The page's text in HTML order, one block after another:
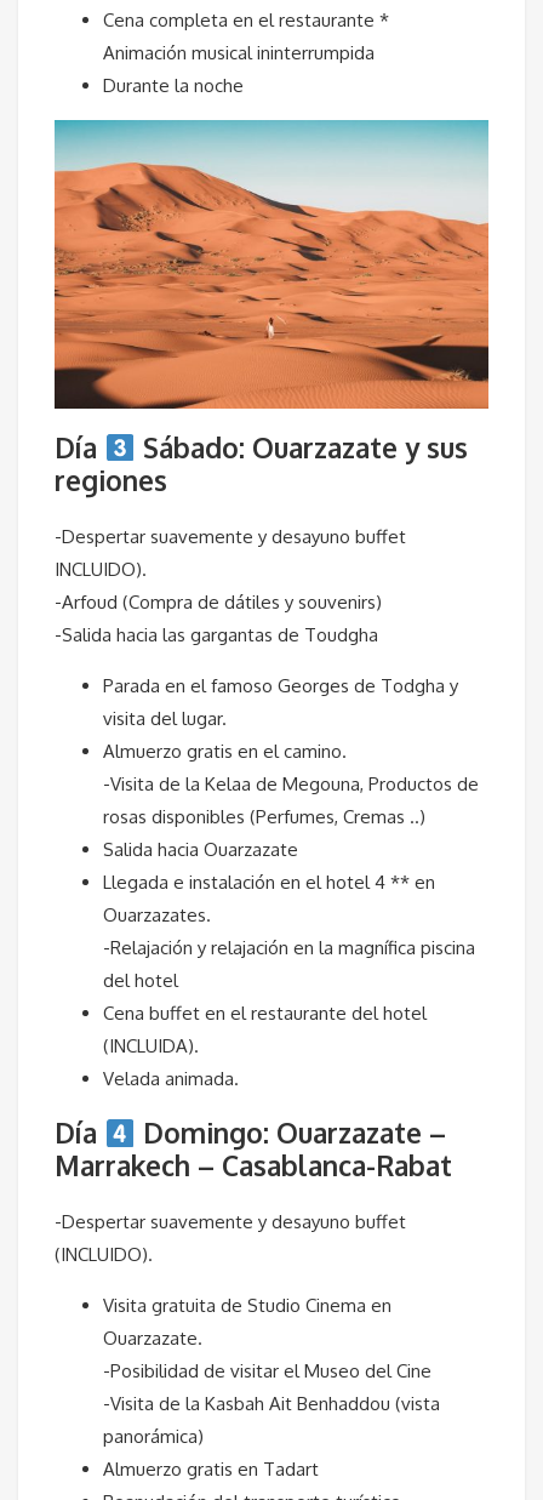
Cena completa en el restaurante *
Animación musical ininterrumpida
Durante la noche
Día
Sábado: Ouarzazate y sus
regiones
-Despertar suavemente y desayuno buffet
INCLUIDO).
-Arfoud (Compra de dátiles y souvenirs)
-Salida hacia las gargantas de Toudgha
Parada en el famoso Georges de Todgha y
visita del lugar.
Almuerzo gratis en el camino.
-Visita de la Kelaa de Megouna, Productos de
rosas disponibles (Perfumes, Cremas ..)
Salida hacia Ouarzazate
Llegada e instalación en el hotel 4 ** en
Ouarzazates.
-Relajación y relajación en la magnífica piscina
del hotel
Cena buffet en el restaurante del hotel
(INCLUIDA).
Velada animada.
Día
Domingo: Ouarzazate –
Marrakech – Casablanca-Rabat
-Despertar suavemente y desayuno buffet
(INCLUIDO).
Visita gratuita de Studio Cinema en
Ouarzazate.
-Posibilidad de visitar el Museo del Cine
-Visita de la Kasbah Ait Benhaddou (vista
panorámica)
Almuerzo gratis en Tadart